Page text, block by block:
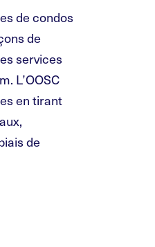
de condos
de
services
L’OOSC
en tirant
de